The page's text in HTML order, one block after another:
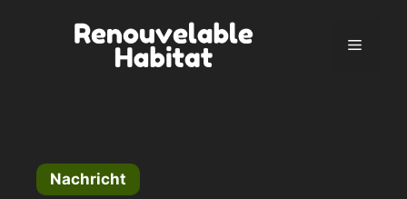
Menü
Nachricht